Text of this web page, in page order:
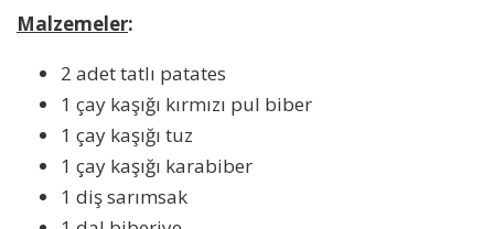
Malzemeler:
2 adet tatlı patates
1 çay kaşığı kırmızı pul biber
1 çay kaşığı tuz
1 çay kaşığı karabiber
1 diş sarımsak